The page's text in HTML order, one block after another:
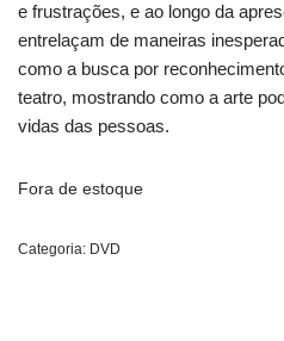
e frustrações, e ao longo da
entrelaçam de maneiras
como a busca por
teatro, mostrando como a arte
vidas das pessoas.
Fora de estoque
Categoria: DVD